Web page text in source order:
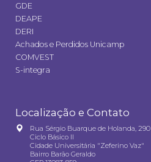
GDE
DEAPE
DERI
Achados e Perdidos Unicamp
COMVEST
S-integra
Localização e Contato
Rua Sérgio Buarque de Holanda, 290
Ciclo Básico II
Cidade Universitária "Zeferino Vaz"
Bairro Barão Geraldo